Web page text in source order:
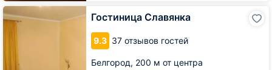
Гостиница Славянка
9.3 37 отзывов гостей
Белгород, 200 м от центра
Гостиница
Славянка